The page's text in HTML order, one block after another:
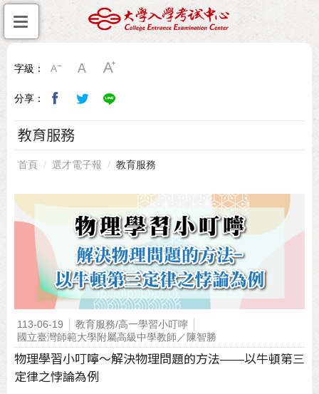
字級：
分享：
教育服務
首頁 選才電子報 教育服務
113-06-19
教育服務/高一學習小叮嚀
國立臺灣師範大學附屬高級中學教師／陳智勝
物理學習小叮嚀～解決物理問題的方法——以牛頓第三
定律之悖論為例